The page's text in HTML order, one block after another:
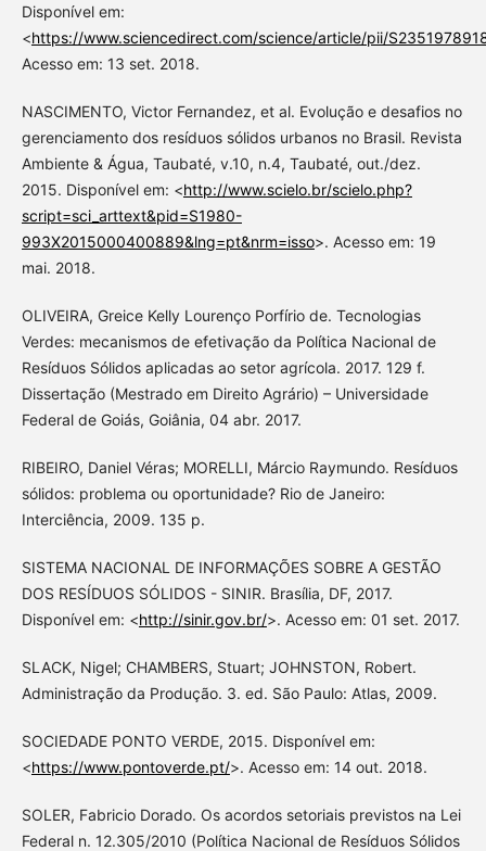
Disponível em:
<https://www.sciencedirect.com/science/article/pii/
Acesso em: 13 set. 2018.
NASCIMENTO, Victor Fernandez, et al. Evolução e desafios no
gerenciamento dos resíduos sólidos urbanos no Brasil. Revista
Ambiente & Água, Taubaté, v.10, n.4, Taubaté, out./dez.
2015. Disponível em: <http://www.scielo.br/scielo.php?
script=sci_arttext&pid=S1980-
993X2015000400889&lng=pt&nrm=isso>. Acesso em: 19
mai. 2018.
OLIVEIRA, Greice Kelly Lourenço Porfírio de. Tecnologias
Verdes: mecanismos de efetivação da Política Nacional de
Resíduos Sólidos aplicadas ao setor agrícola. 2017. 129 f.
Dissertação (Mestrado em Direito Agrário) – Universidade
Federal de Goiás, Goiânia, 04 abr. 2017.
RIBEIRO, Daniel Véras; MORELLI, Márcio Raymundo. Resíduos
sólidos: problema ou oportunidade? Rio de Janeiro:
Interciência, 2009. 135 p.
SISTEMA NACIONAL DE INFORMAÇÕES SOBRE A GESTÃO
DOS RESÍDUOS SÓLIDOS - SINIR. Brasília, DF, 2017.
Disponível em: <http://sinir.gov.br/>. Acesso em: 01 set. 2017.
SLACK, Nigel; CHAMBERS, Stuart; JOHNSTON, Robert.
Administração da Produção. 3. ed. São Paulo: Atlas, 2009.
SOCIEDADE PONTO VERDE, 2015. Disponível em:
<https://www.pontoverde.pt/>. Acesso em: 14 out. 2018.
SOLER, Fabricio Dorado. Os acordos setoriais previstos na Lei
Federal n. 12.305/2010 (Política Nacional de Resíduos Sólidos